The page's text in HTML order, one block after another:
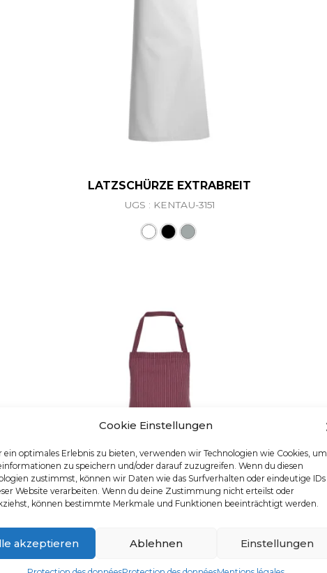
Cookie Einstellungen
ein optimales Erlebnis zu bieten, verwenden wir Technologien wie Cookies, um
zu speichern und/oder darauf zuzugreifen. Wenn du diesen
zustimmst, können wir Daten wie das Surfverhalten oder eindeutige IDs
Website verarbeiten. Wenn du deine Zustimmung nicht erteilst oder
können bestimmte Merkmale und Funktionen beeinträchtigt werden.
akzeptieren Ablehnen Einstellungen
LATZSCHÜRZE EXTRABREIT
UGS : KENTAU-3151